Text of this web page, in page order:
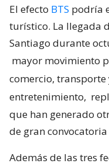
El efecto BTS podría
turístico. La llegada
Santiago durante
mayor movimiento
comercio,
entretenimiento,
que han generado
de gran
Además de las tres